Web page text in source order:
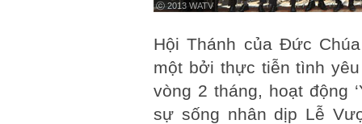
ⓒ 2013 WATV
Hội Thánh của Đức
một bởi thực tiễn tình
vòng 2 tháng, hoạt động
sự sống nhân dịp Lễ